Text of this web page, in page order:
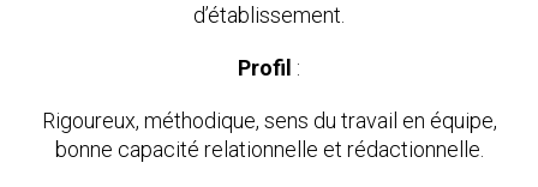
d’établissement.
Profil :
Rigoureux, méthodique, sens du travail en équipe,
bonne capacité relationnelle et rédactionnelle.